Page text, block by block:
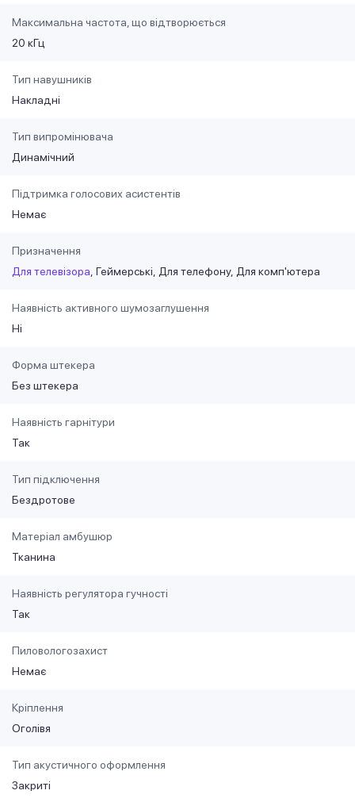
Максимальна частота, що відтворюється
20 кГц
Тип навушників
Накладні
Тип випромінювача
Динамічний
Підтримка голосових асистентів
Немає
Призначення
Для телевізора Геймерські Для телефону Для комп'ютера
Наявність активного шумозаглушення
Ні
Форма штекера
Без штекера
Наявність гарнітури
Так
Тип підключення
Бездротове
Матеріал амбушюр
Тканина
Наявність регулятора гучності
Так
Пиловологозахист
Немає
Кріплення
Оголівя
Тип акустичного оформлення
Закриті